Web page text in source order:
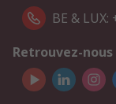
BE & LUX:
Retrouvez-nous